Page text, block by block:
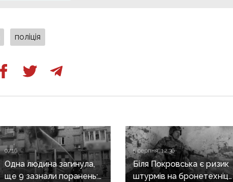
поліція
07:16
Одна людина загинула,
ще 9 зазнали поранень:
5 серпня, 12:36
Біля Покровська є ризик
штурмів на бронетехніці: